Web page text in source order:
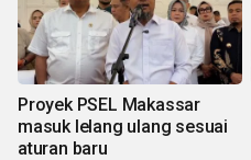
Proyek PSEL Makassar
masuk lelang ulang sesuai
aturan baru